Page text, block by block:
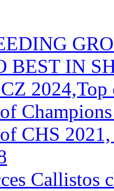
BEST IN
CHS
Callistos